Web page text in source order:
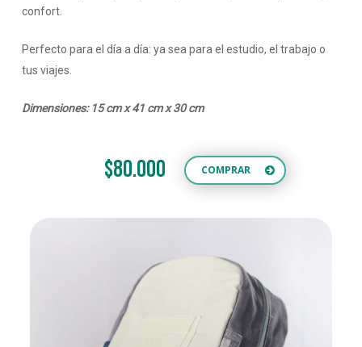
confort.
Perfecto para el día a día: ya sea para el estudio, el trabajo o
tus viajes.
Dimensiones: 15 cm x 41 cm x 30 cm
$80.000 COMPRAR